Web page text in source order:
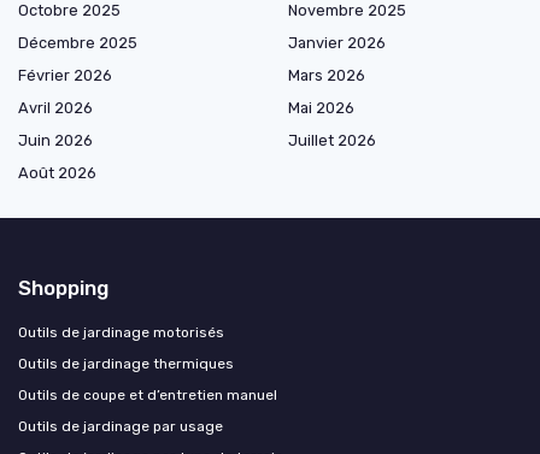
Octobre 2025
Novembre 2025
Décembre 2025
Janvier 2026
Février 2026
Mars 2026
Avril 2026
Mai 2026
Juin 2026
Juillet 2026
Août 2026
Shopping
Outils de jardinage motorisés
Outils de jardinage thermiques
Outils de coupe et d’entretien manuel
Outils de jardinage par usage